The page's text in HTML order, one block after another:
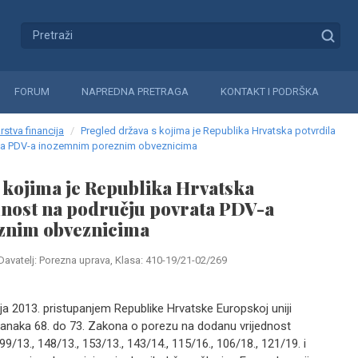
FORUM NAPREDNA PRETRAGA KONTAKT I PODRŠKA
financija
Pregled država s kojima je Republika Hrvatska potvrdila
PDV-a inozemnim poreznim obveznicima
je Republika Hrvatska
na području povrata PDV-a
obveznicima
Porezna uprava, Klasa: 410-19/21-02/269
2013. pristupanjem Republike Hrvatske Europskoj uniji
68. do 73. Zakona o porezu na dodanu vrijednost
13., 148/13., 153/13., 143/14., 115/16., 106/18., 121/19. i